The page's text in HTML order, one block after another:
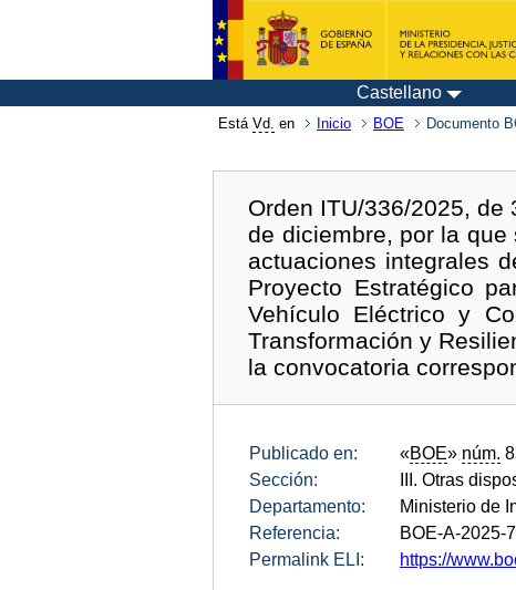
Castellano
Está Vd. en Inicio BOE Documento
Orden ITU/336/2025,
de diciembre, por la
actuaciones integrales
Proyecto Estratégico
Vehículo Eléctrico y
Transformación y
la convocatoria
Publicado en: «BOE» núm.
Sección:
III. Otras
Departamento:
Ministerio de
Referencia:
BOE-A-2025-
Permalink ELI:
https://